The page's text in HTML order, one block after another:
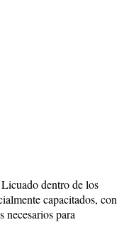
dentro de los
capacitados, con
necesarios para